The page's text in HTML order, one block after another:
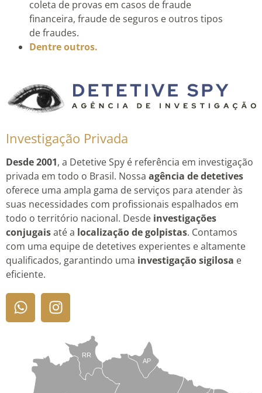
coleta de provas em casos de fraude
financeira, fraude de seguros e outros tipos
de fraudes.
Dentre outros.
Investigação Privada
Desde 2001, a Detetive Spy é referência em investigação
privada em todo o Brasil. Nossa agência de detetives
oferece uma ampla gama de serviços para atender às
suas necessidades com profissionais espalhados em
todo o território nacional. Desde investigações
conjugaisaté a localização de golpistas. Contamos
com uma equipe de detetives experientes e altamente
qualificados, garantindo uma investigação sigilosa e
eficiente.
AP
RR